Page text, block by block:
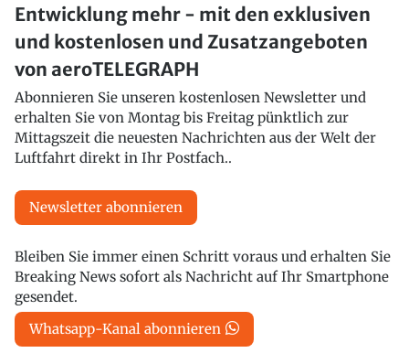
Entwicklung mehr - mit den exklusiven
und kostenlosen und Zusatzangeboten
von aeroTELEGRAPH
Abonnieren Sie unseren kostenlosen Newsletter und
erhalten Sie von Montag bis Freitag pünktlich zur
Mittagszeit die neuesten Nachrichten aus der Welt der
Luftfahrt direkt in Ihr Postfach..
Newsletter abonnieren
Bleiben Sie immer einen Schritt voraus und erhalten Sie
Breaking News sofort als Nachricht auf Ihr Smartphone
gesendet.
Whatsapp-Kanal abonnieren